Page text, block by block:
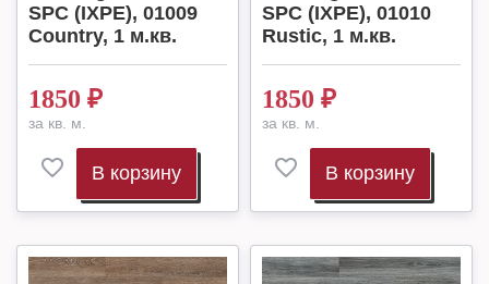
SPC (IXPE), 01009
Country, 1 м.кв.
1850 ₽
за кв. м.
В корзину
SPC (IXPE), 01010
Rustic, 1 м.кв.
1850 ₽
за кв. м.
В корзину